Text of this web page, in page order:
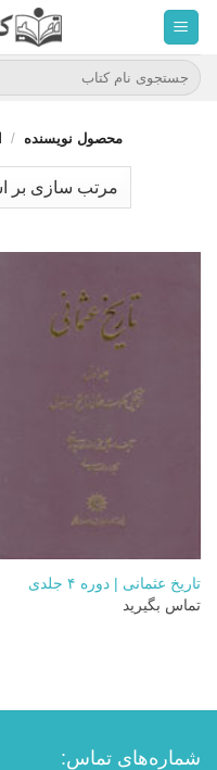
محتوا
برویدجستجو
برای:
محصول نویسنده /
تاریخ عثمانی | دوره ۴ جلدی
تماس بگیرید
شماره‌های تماس: